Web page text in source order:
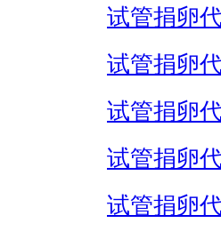
试管捐卵
试管捐卵
试管捐卵
试管捐卵
试管捐卵